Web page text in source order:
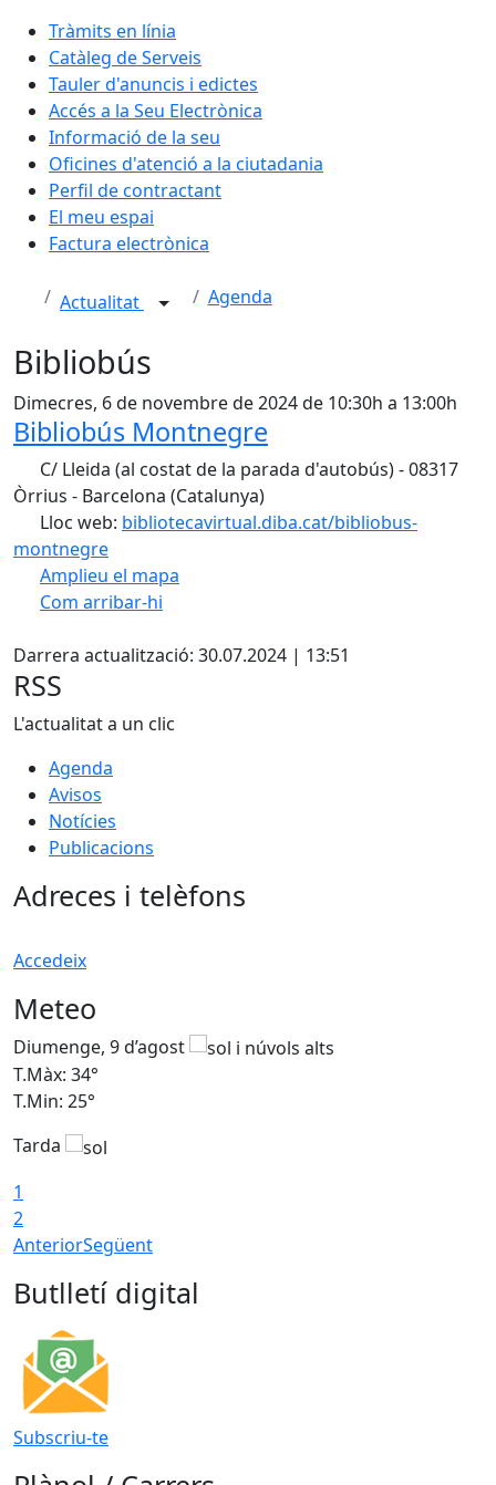
Tràmits en línia
Catàleg de Serveis
Tauler d'anuncis i edictes
Accés a la Seu Electrònica
Informació de la seu
Oficines d'atenció a la ciutadania
Perfil de contractant
El meu espai
Factura electrònica
Actualitat Agenda
Bibliobús
Dimecres, 6 de novembre de 2024 de 10:30h a 13:00h
Bibliobús Montnegre
C/ Lleida (al costat de la parada d'autobús) - 08317
Òrrius - Barcelona (Catalunya)
Lloc web: bibliotecavirtual.diba.cat/bibliobus-
montnegre
Amplieu el mapa
Com arribar-hi
−
Darrera actualització: 30.07.2024 | 13:51
RSS
L'actualitat a un clic
Agenda
Avisos
Notícies
Publicacions
Adreces i telèfons
Accedeix
Meteo
Diumenge, 9 d’agost
T.Màx: 34°
T.Min: 25°
Tarda
1
2
AnteriorSegüent
Butlletí digital
Subscriu-te